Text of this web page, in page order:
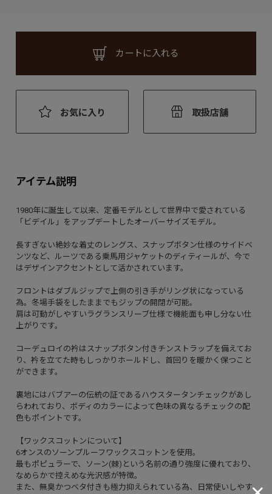
カートに入れる
お気に入り 取扱店舗
アイテム説明
1980年に誕生して以来、定番モデルとして世界中で愛されている
「ビデイル」をアップデートしたオーバーサイズモデル。
長すぎない絶妙な着丈のレングス、スナップボタン仕様のサイドベ
ンツなど、ルーツである乗馬用ジャケットのディティールが、今で
はデザインアクセントとして活かされています。
フロントはダブルジップで上側の引き手がリング状になっている
為。冬場手袋をしたままでもジップの開閉が可能。
肩は可動がしやすいラグランスリーブ仕様で機能面も申し分ない仕
上がりです。
コーデュロイの衿はスナップボタン付きチンストラップを備えてお
り、衿を立てた時もしっかりホールドし、首回りを暖かく保つこと
ができます。
裏地にはバブアーの伝統の証であるハウスタータンチェックがあし
らわれており、ボディのカラーによって色味の異なるチェックの配
色もポイントです。
【ワックスコットンについて】
6オンスのソーンプルーフワックスコットンを使用。
最もポピュラーで、ソーン(棘)という名前の通り強度に優れており、
なめらかで控えめな光沢感が特徴。
また、無臭かつベタ付きも極力抑えられている為、日常使いしやす